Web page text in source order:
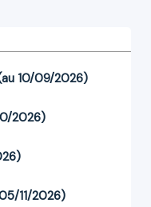
10/09/2026)
2026)
11/2026)